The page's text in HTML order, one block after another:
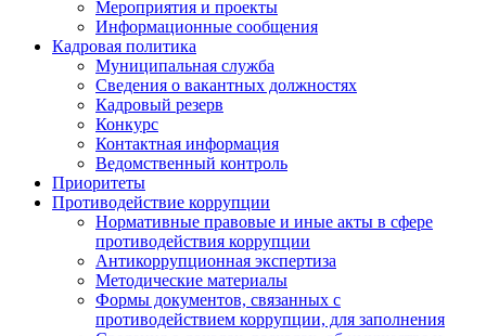
Мероприятия и проекты
Информационные сообщения
Кадровая политика
Муниципальная служба
Сведения о вакантных должностях
Кадровый резерв
Конкурс
Контактная информация
Ведомственный контроль
Приоритеты
Противодействие коррупции
Нормативные правовые и иные акты в сфере
противодействия коррупции
Антикоррупционная экспертиза
Методические материалы
Формы документов, связанных с
противодействием коррупции, для заполнения